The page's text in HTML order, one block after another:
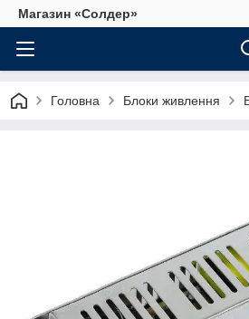
Магазин «Солдер»
Головна Блоки живлення